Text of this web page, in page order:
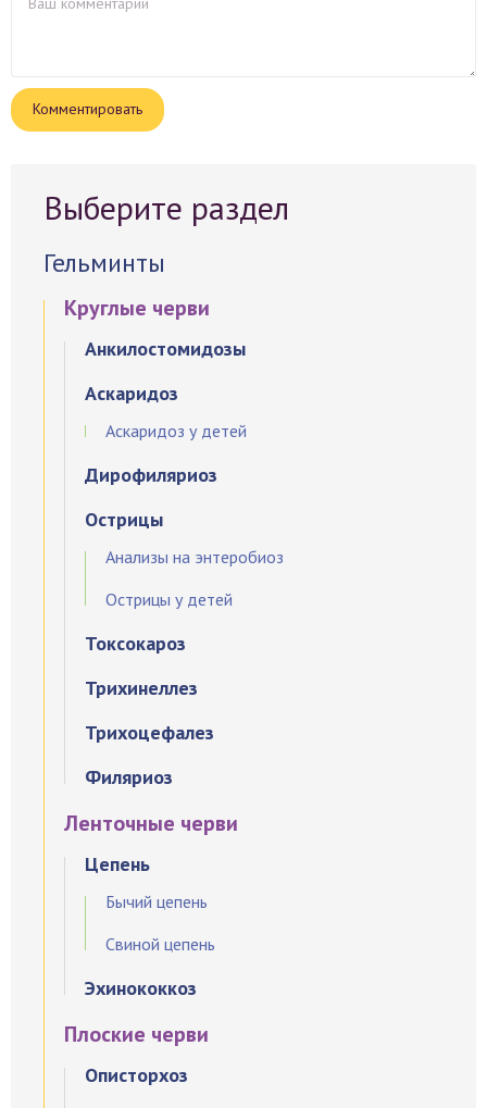
Выберите раздел
Гельминты
Круглые черви
Анкилостомидозы
Аскаридоз
Аскаридоз у детей
Дирофиляриоз
Острицы
Анализы на энтеробиоз
Острицы у детей
Токсокароз
Трихинеллез
Трихоцефалез
Филяриоз
Ленточные черви
Цепень
Бычий цепень
Свиной цепень
Эхинококкоз
Плоские черви
Описторхоз